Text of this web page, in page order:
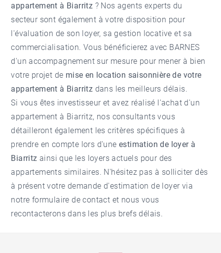
appartement à Biarritz ? Nos agents experts du
secteur sont également à votre disposition pour
l'évaluation de son loyer, sa gestion locative et sa
commercialisation. Vous bénéficierez avec BARNES
d'un accompagnement sur mesure pour mener à bien
votre projet de mise en location saisonnière de votre
appartement à Biarritz dans les meilleurs délais.
Si vous êtes investisseur et avez réalisé l'achat d'un
appartement à Biarritz, nos consultants vous
détailleront également les critères spécifiques à
prendre en compte lors d'uneestimation de loyer à
Biarritz ainsi que les loyers actuels pour des
appartements similaires. N'hésitez pas à solliciter dès
à présent votre demande d'estimation de loyer via
notre formulaire de contact et nous vous
recontacterons dans les plus brefs délais.